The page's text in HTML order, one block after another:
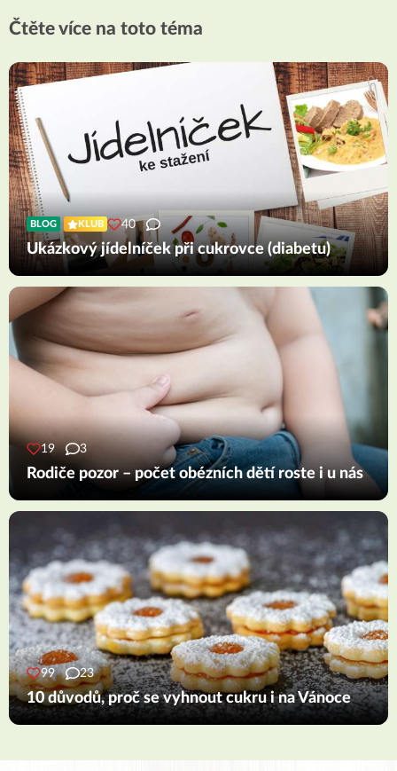
Čtěte více na toto téma
BLOG KLUB 40
Ukázkový jídelníček při cukrovce (diabetu)
19 3
Rodiče pozor – počet obézních dětí roste i u nás
99 23
10 důvodů, proč se vyhnout cukru i na Vánoce